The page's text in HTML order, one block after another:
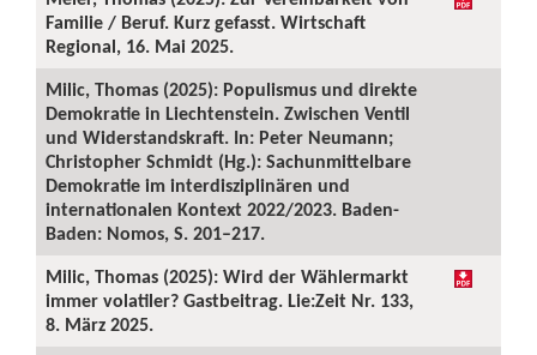
Familie / Beruf. Kurz gefasst. Wirtschaft
Regional, 16. Mai 2025.
Milic, Thomas (2025): Populismus und direkte
Demokratie in Liechtenstein. Zwischen Ventil
und Widerstandskraft. In: Peter Neumann;
Christopher Schmidt (Hg.): Sachunmittelbare
Demokratie im interdisziplinären und
internationalen Kontext 2022/2023. Baden-
Baden: Nomos, S. 201–217.
Milic, Thomas (2025): Wird der Wählermarkt
immer volatiler? Gastbeitrag. Lie:Zeit Nr. 133,
8. März 2025.